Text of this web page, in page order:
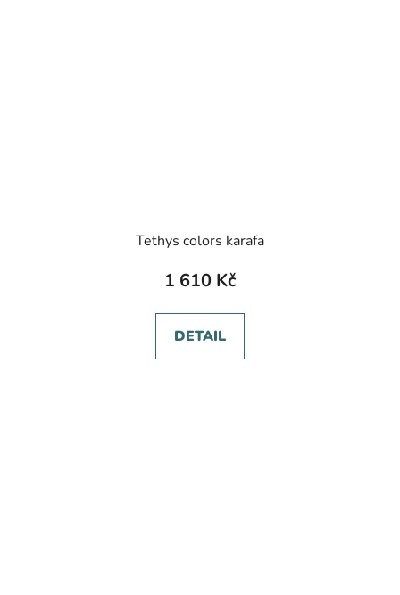
Tethys colors karafa
1 610 Kč
DETAIL